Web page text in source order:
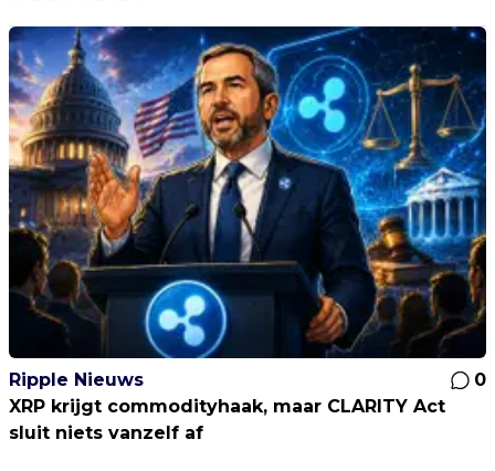
Ripple Nieuws
0
XRP krijgt commodityhaak, maar CLARITY Act
sluit niets vanzelf af